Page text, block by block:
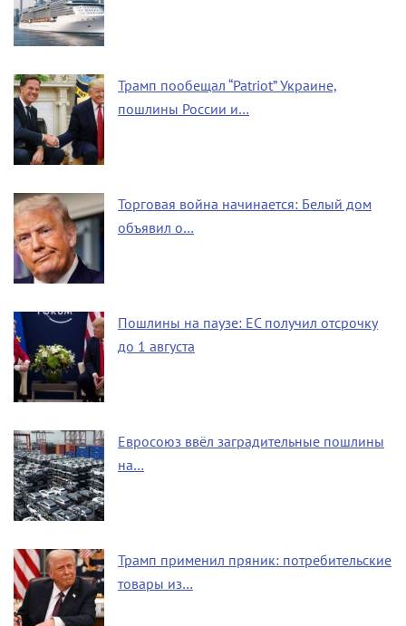
Трамп пообещал “Patriot” Украине,
пошлины России и…
Торговая война начинается: Белый дом
объявил о…
Пошлины на паузе: ЕС получил отсрочку
до 1 августа
Евросоюз ввёл заградительные пошлины
на…
Трамп применил пряник: потребительские
товары из…